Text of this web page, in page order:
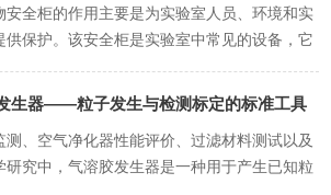
业设备，它以其小巧的体积、便捷的操作及高
能力...
安全柜的作用主要是为实验室人员、环境和实
供保护。该安全柜是实验室中常见的设备，它
的微生物，比如一些可能通过空气传播的病原
II型生物安全柜是一种全排风式设备，其中没
安全柜内循环，因此可以提供基本的生物和化
生器——粒子发生与检测标定的标准工具
测、空气净化器性能评价、过滤材料测试以及
研究中，气溶胶发生器是一种用于产生已知粒